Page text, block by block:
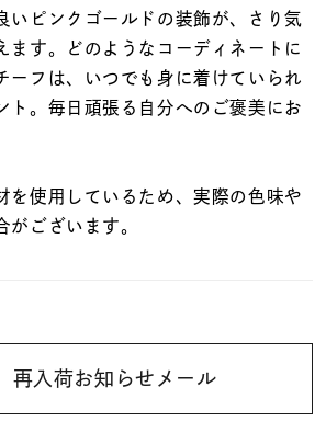
いピンクゴールドの装飾が、さり気
ます。どのようなコーディネートに
ーフは、いつでも身に着けていられ
ト。毎日頑張る自分へのご褒美にお
使用しているため、実際の色味や
がございます。
(tax
再入荷お知らせメール